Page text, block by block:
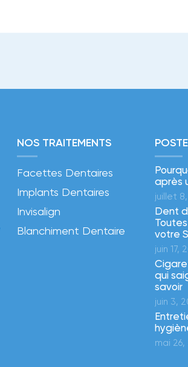
NOS TRAITEMENTS
Facettes Dentaires
Implants Dentaires
Invisalign
Blanchiment Dentaire
après
juillet
Dent
votre
juin 17,
qui
savoir
juin 3,
mai 26,